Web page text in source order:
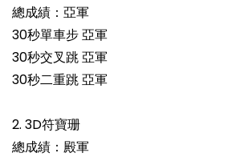
總成績：亞軍
30秒單車步 亞軍
30秒交叉跳 亞軍
30秒二重跳 亞軍
2. 3D符寶珊
總成績：殿軍